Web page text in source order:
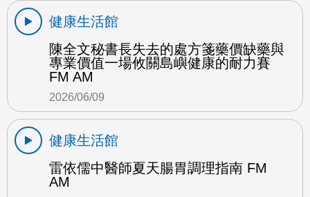
健康生活館
陳全文秘書長失去的處方箋藥價缺藥與
專業價值一場攸關島嶼健康的耐力賽
FM AM
2026/06/09
健康生活館
雷依儒中醫師夏天腸胃調理指南 FM
AM